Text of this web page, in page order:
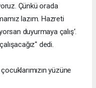
Çünkü orada
lazım. Hazreti
duyurmaya çalış’.
dedi.
yüzüne